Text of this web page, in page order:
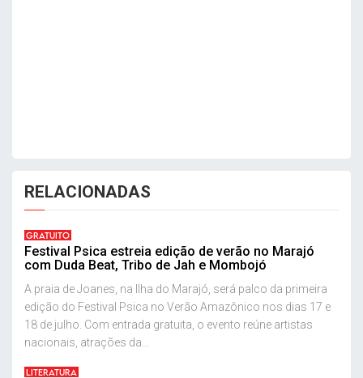
RELACIONADAS
GRATUITO
Festival Psica estreia edição de verão no Marajó
com Duda Beat, Tribo de Jah e Mombojó
A praia de Joanes, na Ilha do Marajó, será palco da primeira
edição do Festival Psica no Verão Amazônico nos dias 17 e
18 de julho. Com entrada gratuita, o evento reúne artistas
nacionais, atrações da...
LITERATURA